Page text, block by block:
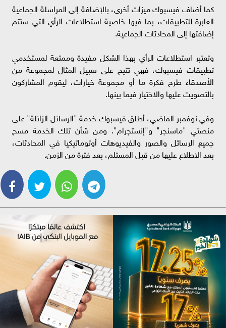
كما أضاف فيسبوك ميزات أخرى، بالإضافة إلى المراسلة الجماعية
العابرة للتطبيقات، بما فيها خاصية استطلاعات الرأي التي ستتم
إضافتها إلى المحادثات الجماعية.
وتعتبر استطلاعات الرأي بهذا الشكل مفيدة وممتعة لمستخدمي
تطبيقات فيسبوك، فهي تتيح على سبيل المثال لمجموعة من
الأصدقاء طرح فكرة ما أو مجموعة خيارات، ليقوم المشاركون
بالتصويت عليها والاختيار فيما بينها.
وفي نوفمبر الماضي، أطلق فيسبوك خدمة "الرسائل الزائلة" على
منصتي "ماسنجر" و"إنستجرام". ومن شأن تلك الخدمة مسح
جميع الرسائل والصور والفيديوهات أوتوماتيكيا في المحادثات،
بعد الاطلاع عليها من قبل المستلم، بعد فترة من الزمن.